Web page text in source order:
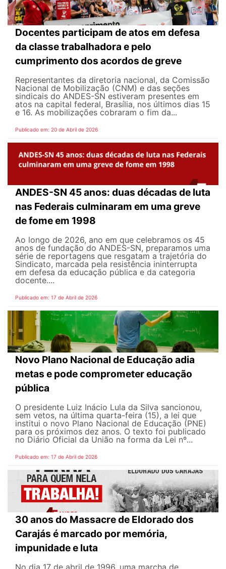
Docentes participam de atos em defesa
da classe trabalhadora e pelo
cumprimento dos acordos de greve
Representantes da diretoria nacional, da Comissão
Nacional de Mobilização (CNM) e das seções
sindicais do ANDES-SN estiveram presentes em
atos na capital federal, Brasília, nos últimos dias 15
e 16. As mobilizações cobraram o fim da...
Publicado em: 20 de Abril de 2026
ANDES-SN 45 anos: duas décadas de luta
nas Federais culminaram em uma greve
de fome em 1998
Ao longo de 2026, ano em que celebramos os 45
anos de fundação do ANDES-SN, preparamos uma
série de reportagens que resgatam a trajetória do
Sindicato, marcada pela resistência ininterrupta
em defesa da educação pública e da categoria
docente....
Publicado em: 17 de Abril de 2026
Novo Plano Nacional de Educação adia
metas e pode comprometer educação
pública
O presidente Luiz Inácio Lula da Silva sancionou,
sem vetos, na última quarta-feira (15), a lei que
institui o novo Plano Nacional de Educação (PNE)
para os próximos dez anos. O texto foi publicado
no Diário Oficial da União na forma da Lei nº...
Publicado em: 17 de Abril de 2026
30 anos do Massacre de Eldorado dos
Carajás é marcado por memória,
impunidade e luta